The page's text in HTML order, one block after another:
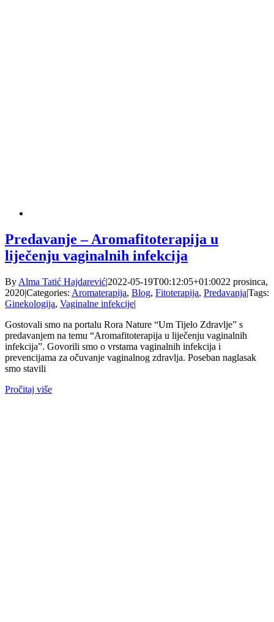
Predavanje – Aromafitoterapija u
liječenju vaginalnih infekcija
By Alma Tatić Hajdarević|2022-05-19T00:12:05+01:0022 prosinca,
2020|Categories: Aromaterapija, Blog, Fitoterapija, Predavanja|Tags:
Ginekologija, Vaginalne infekcije|
Gostovali smo na portalu Rora Nature “Um Tijelo Zdravlje” s
predavanjem na temu “Aromafitoterapija u liječenju vaginalnih
infekcija”. Govorili smo o vrstama vaginalnih infekcija i
prevencijama za očuvanje vaginalnog zdravlja. Poseban naglasak
smo stavili
Pročitaj više